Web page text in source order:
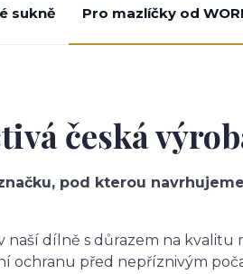
sukně Pro mazlíčky od
česká
pod kterou
dílně s důrazem na kvalitu
ochranu před nepříznivým